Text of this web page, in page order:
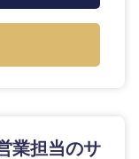
業担当のサ